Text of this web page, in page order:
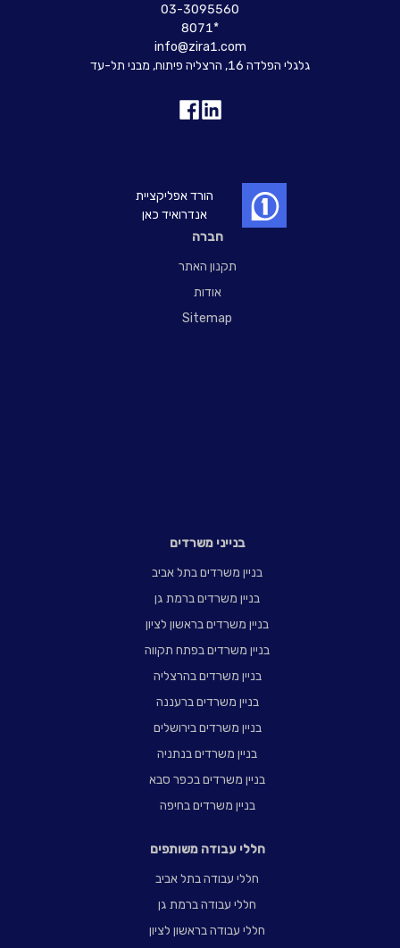
חברה
תקנון האתר
אודות
Sitemap
בנייני משרדים
בניין משרדים בתל אביב
בניין משרדים ברמת גן
בניין משרדים בראשון לציון
בניין משרדים בפתח תקווה
בניין משרדים בהרצליה
בניין משרדים ברעננה
בניין משרדים בירושלים
בניין משרדים בנתניה
בניין משרדים בכפר סבא
בניין משרדים בחיפה
חללי עבודה משותפים
חללי עבודה בתל אביב
חללי עבודה ברמת גן
חללי עבודה בראשון לציון
03-3095560
8071*
info@zira1.com
גלגלי הפלדה 16, הרצליה פיתוח, מבני תל-עד
הורד אפליקציית
אנדרואיד כאן